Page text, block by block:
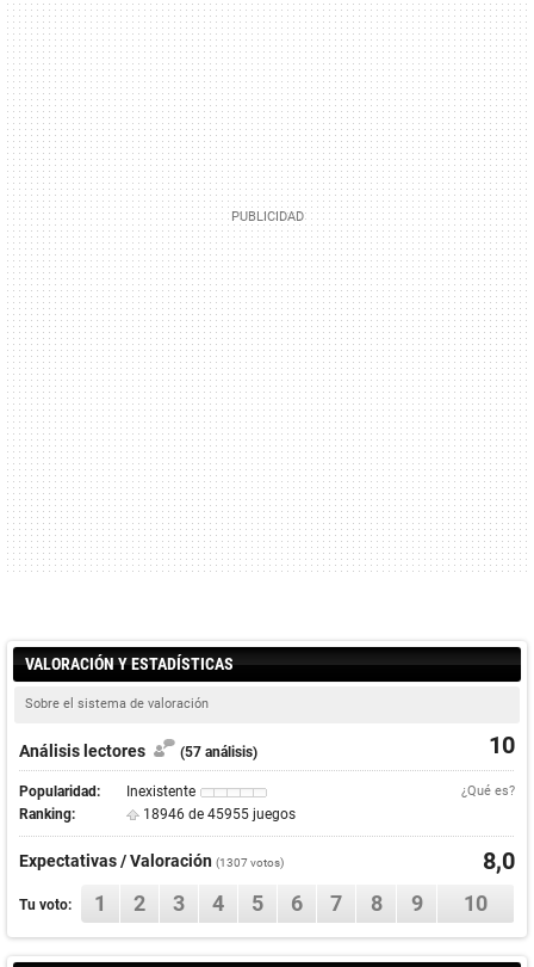
VALORACIÓN Y ESTADÍSTICAS
Sobre el sistema de valoración
10
Análisis lectores (57 análisis)
Popularidad: Inexistente ¿Qué es?
Ranking: 18946 de 45955 juegos
Expectativas / Valoración (1307votos) 8,0
Tu voto: 1 2 3 4 5 6 7 8 9 10